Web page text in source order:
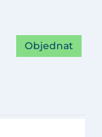
Objednat